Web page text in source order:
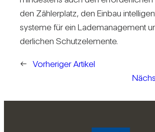
den Zäh­ler­platz, den Einbau
sys­teme für ein Lade­ma­nage­ment
der­li­chen Schutz­ele­mente.
← Vorheriger Artikel